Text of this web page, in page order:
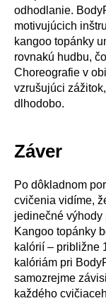
odhodlanie.
motivujúcich
kangoo topánky
rovnakú hudbu,
Choreografie v
vzrušujúci
dlhodobo.
Záver
Po dôkladnom
cvičenia vidíme,
jedinečné výhody
Kangoo topánky
kalórií – približne
kalóriám pri
samozrejme
každého